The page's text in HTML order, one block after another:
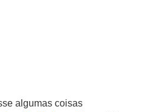
algumas coisas